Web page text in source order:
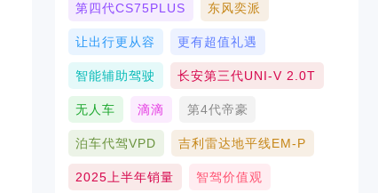
第四代CS75PLUS 东风奕派
让出行更从容 更有超值礼遇
智能辅助驾驶 长安第三代UNI-V 2.0T
无人车 滴滴 第4代帝豪
泊车代驾VPD 吉利雷达地平线EM-P
2025上半年销量 智驾价值观